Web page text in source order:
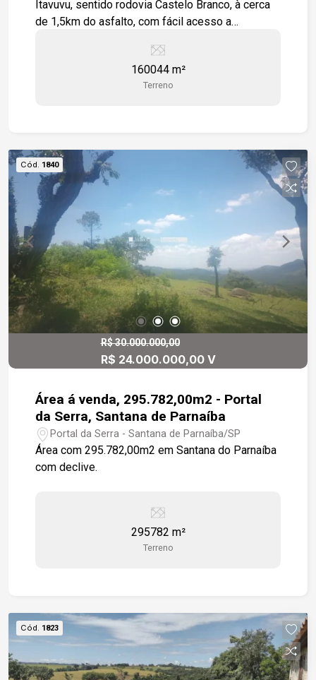
Itavuvu, sentido rodovia Castelo Branco, à cerca
de 1,5km do asfalto, com fácil acesso a
Numa área em pleno desenvolvimento para
160044 m²
Terreno
Cód. 1840
R$ 30.000.000,00
R$ 24.000.000,00 V
Área á venda, 295.782,00m2 - Portal
da Serra, Santana de Parnaíba
Portal da Serra - Santana de Parnaíba/SP
Área com 295.782,00m2 em Santana do Parnaíba
com declive.
295782 m²
Terreno
Cód. 1823